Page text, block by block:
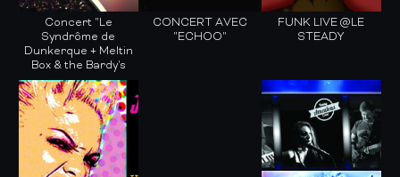
Concert "Le
Syndrôme de
Dunkerque + Meltin
Box & the Bardy's
CONCERT AVEC
"ECHOO"
FUNK LIVE @LE
STEADY